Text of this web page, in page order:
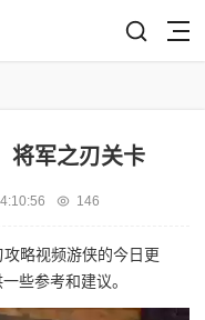
将军之刃关卡
146
略视频游侠的今日更
些参考和建议。